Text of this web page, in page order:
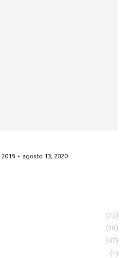
2019 agosto 13, 2020
(15)
(18)
(47)
(1)